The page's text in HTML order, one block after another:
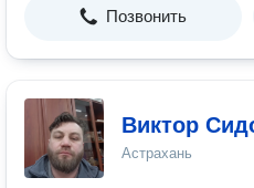
Позвонить
Виктор
Астрахань